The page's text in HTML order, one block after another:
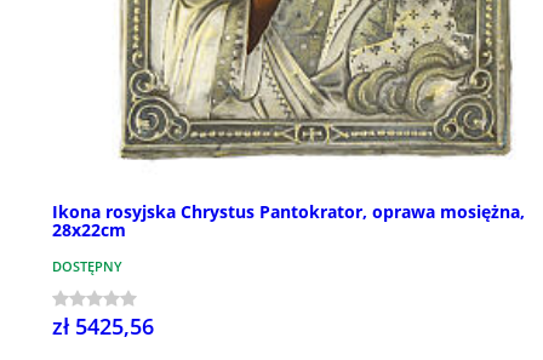
Ikona rosyjska Chrystus Pantokrator, oprawa mosiężna,
28x22cm
DOSTĘPNY
zł 5425,56